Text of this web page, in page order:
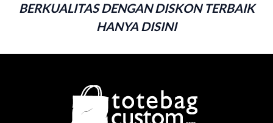
BERKUALITAS DENGAN DISKON TERBAIK
HANYA DISINI